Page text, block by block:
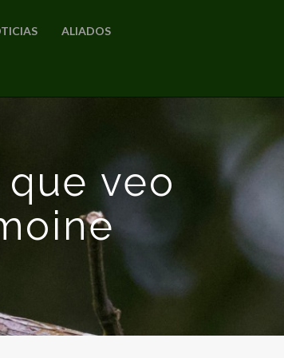
ALIADOS
veo